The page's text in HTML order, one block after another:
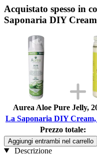
Acquistato spesso in
Saponaria DIY
Aurea Aloe Pure Jelly,
La Saponaria DIY Cream,
Prezzo totale:
Aggiungi entrambi nel carrello
Descrizione